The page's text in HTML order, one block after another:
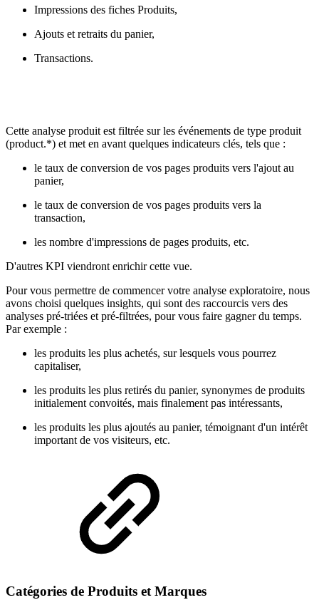
Impressions des fiches Produits,
Ajouts et retraits du panier,
Transactions.
Cette analyse produit est filtrée sur les événements de type produit
(product.*) et met en avant quelques indicateurs clés, tels que :
le taux de conversion de vos pages produits vers l'ajout au
panier,
le taux de conversion de vos pages produits vers la
transaction,
les nombre d'impressions de pages produits, etc.
D'autres KPI viendront enrichir cette vue.
Pour vous permettre de commencer votre analyse exploratoire, nous
avons choisi quelques insights, qui sont des raccourcis vers des
analyses pré-triées et pré-filtrées, pour vous faire gagner du temps.
Par exemple :
les produits les plus achetés, sur lesquels vous pourrez
capitaliser,
les produits les plus retirés du panier, synonymes de produits
initialement convoités, mais finalement pas intéressants,
les produits les plus ajoutés au panier, témoignant d'un intérêt
important de vos visiteurs, etc.
Catégories de Produits et Marques